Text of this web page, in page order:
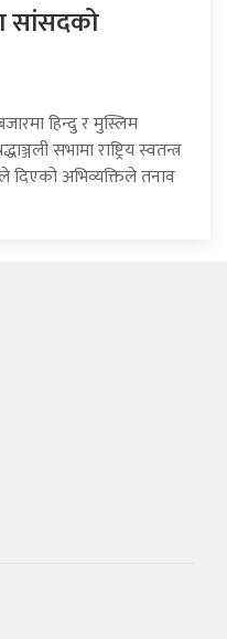
सांसदको
हिन्दु र मुस्लिम
सभामा राष्ट्रिय स्वतन्त्र
दिएको अभिव्यक्तिले तनाव